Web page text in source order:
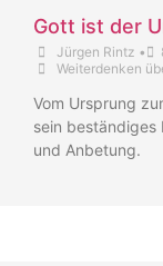
Gott ist der
Jürgen Rintz •
Weiterdenken
Vom Ursprung
sein beständiges
und Anbetung.